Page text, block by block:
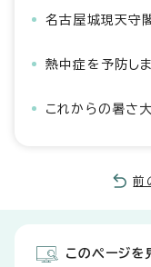
名古屋城現天守
熱中症を予防しま
これからの暑さ
前
このページを